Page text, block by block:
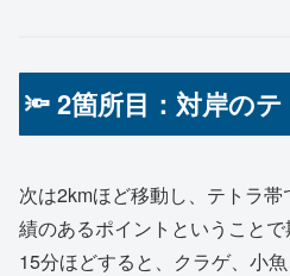
🔦 2箇所目：対岸の
次は2kmほど移動し、テトラ
績のあるポイントということ
15分ほどすると、クラゲ、小